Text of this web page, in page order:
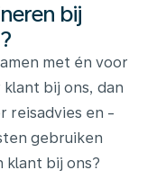
bij
met én voor
bij ons, dan
reisadvies en -
gebruiken
klant bij ons?